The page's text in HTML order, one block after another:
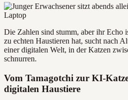
Die Zahlen sind stumm, aber ihr Echo
zu echten Haustieren hat, sucht nach
einer digitalen Welt, in der Katzen
schnurren.
Vom Tamagotchi zur KI-
digitalen Haustiere